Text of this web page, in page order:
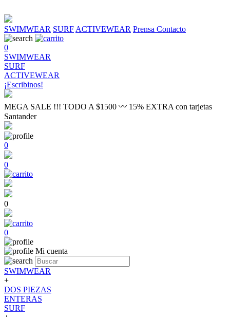
SWIMWEAR SURF ACTIVEWEAR Prensa Contacto
0
SWIMWEAR
SURF
ACTIVEWEAR
¡Escribinos!
MEGA SALE !!! TODO A $1500 〰 15% EXTRA con tarjetas
Santander
0
0
0
0
Mi cuenta
SWIMWEAR
+
DOS PIEZAS
ENTERAS
SURF